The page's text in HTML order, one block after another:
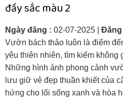
đầy sắc màu 2
Ngày đăng : 02-07-2025 Đăng
Vườn bách thảo luôn là điểm
yêu thiên nhiên, tìm kiếm không
Những hình ảnh phong cảnh
lưu giữ vẻ đẹp thuần khiết của
hứng cho lối sống xanh và hòa